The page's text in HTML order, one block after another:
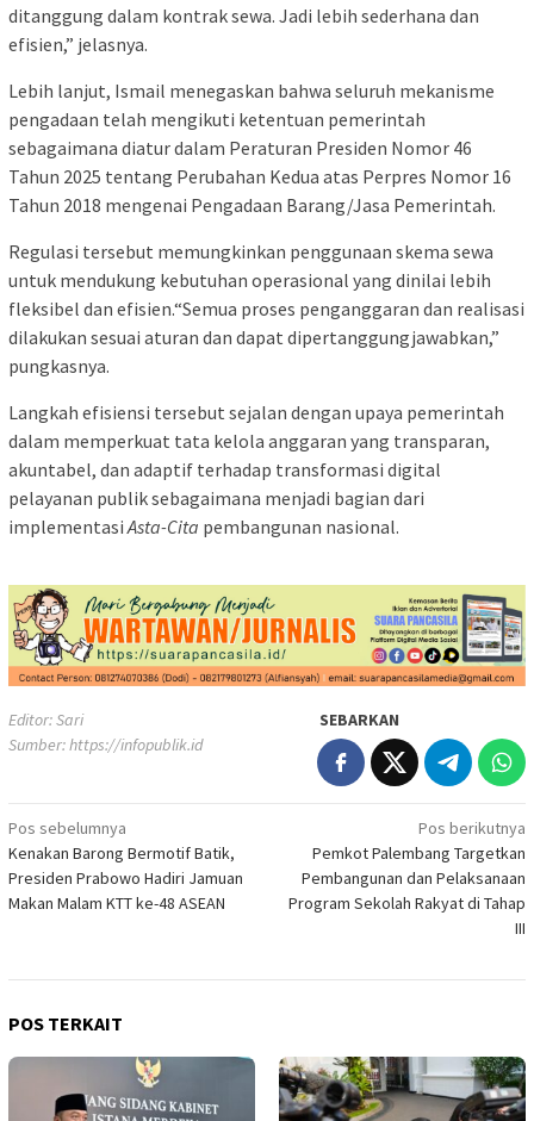
ditanggung dalam kontrak sewa. Jadi lebih sederhana dan
efisien,” jelasnya.
Lebih lanjut, Ismail menegaskan bahwa seluruh mekanisme
pengadaan telah mengikuti ketentuan pemerintah
sebagaimana diatur dalam Peraturan Presiden Nomor 46
Tahun 2025 tentang Perubahan Kedua atas Perpres Nomor 16
Tahun 2018 mengenai Pengadaan Barang/Jasa Pemerintah.
Regulasi tersebut memungkinkan penggunaan skema sewa
untuk mendukung kebutuhan operasional yang dinilai lebih
fleksibel dan efisien.“Semua proses penganggaran dan realisasi
dilakukan sesuai aturan dan dapat dipertanggungjawabkan,”
pungkasnya.
Langkah efisiensi tersebut sejalan dengan upaya pemerintah
dalam memperkuat tata kelola anggaran yang transparan,
akuntabel, dan adaptif terhadap transformasi digital
pelayanan publik sebagaimana menjadi bagian dari
implementasi Asta-Cita pembangunan nasional.
Editor: Sari
Sumber:https://infopublik.id
SEBARKAN
Navigasi
pos
Pos sebelumnya
Kenakan Barong Bermotif Batik,
Presiden Prabowo Hadiri Jamuan
Makan Malam KTT ke-48 ASEAN
Pos berikutnya
Pemkot Palembang Targetkan
Pembangunan dan Pelaksanaan
Program Sekolah Rakyat di Tahap
III
POS TERKAIT